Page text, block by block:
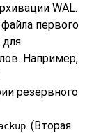
WAL.
первого
для
Например,
резервного
. (Вторая